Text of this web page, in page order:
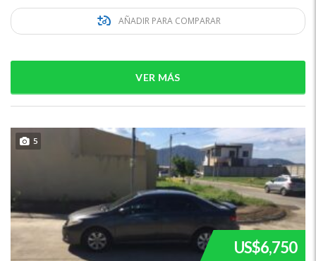
AÑADIR PARA COMPARAR
VER MÁS
5
US$6,750